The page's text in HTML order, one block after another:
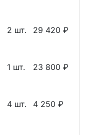
2 шт. 29 420 ₽
1 шт. 23 800 ₽
4 шт. 4 250 ₽